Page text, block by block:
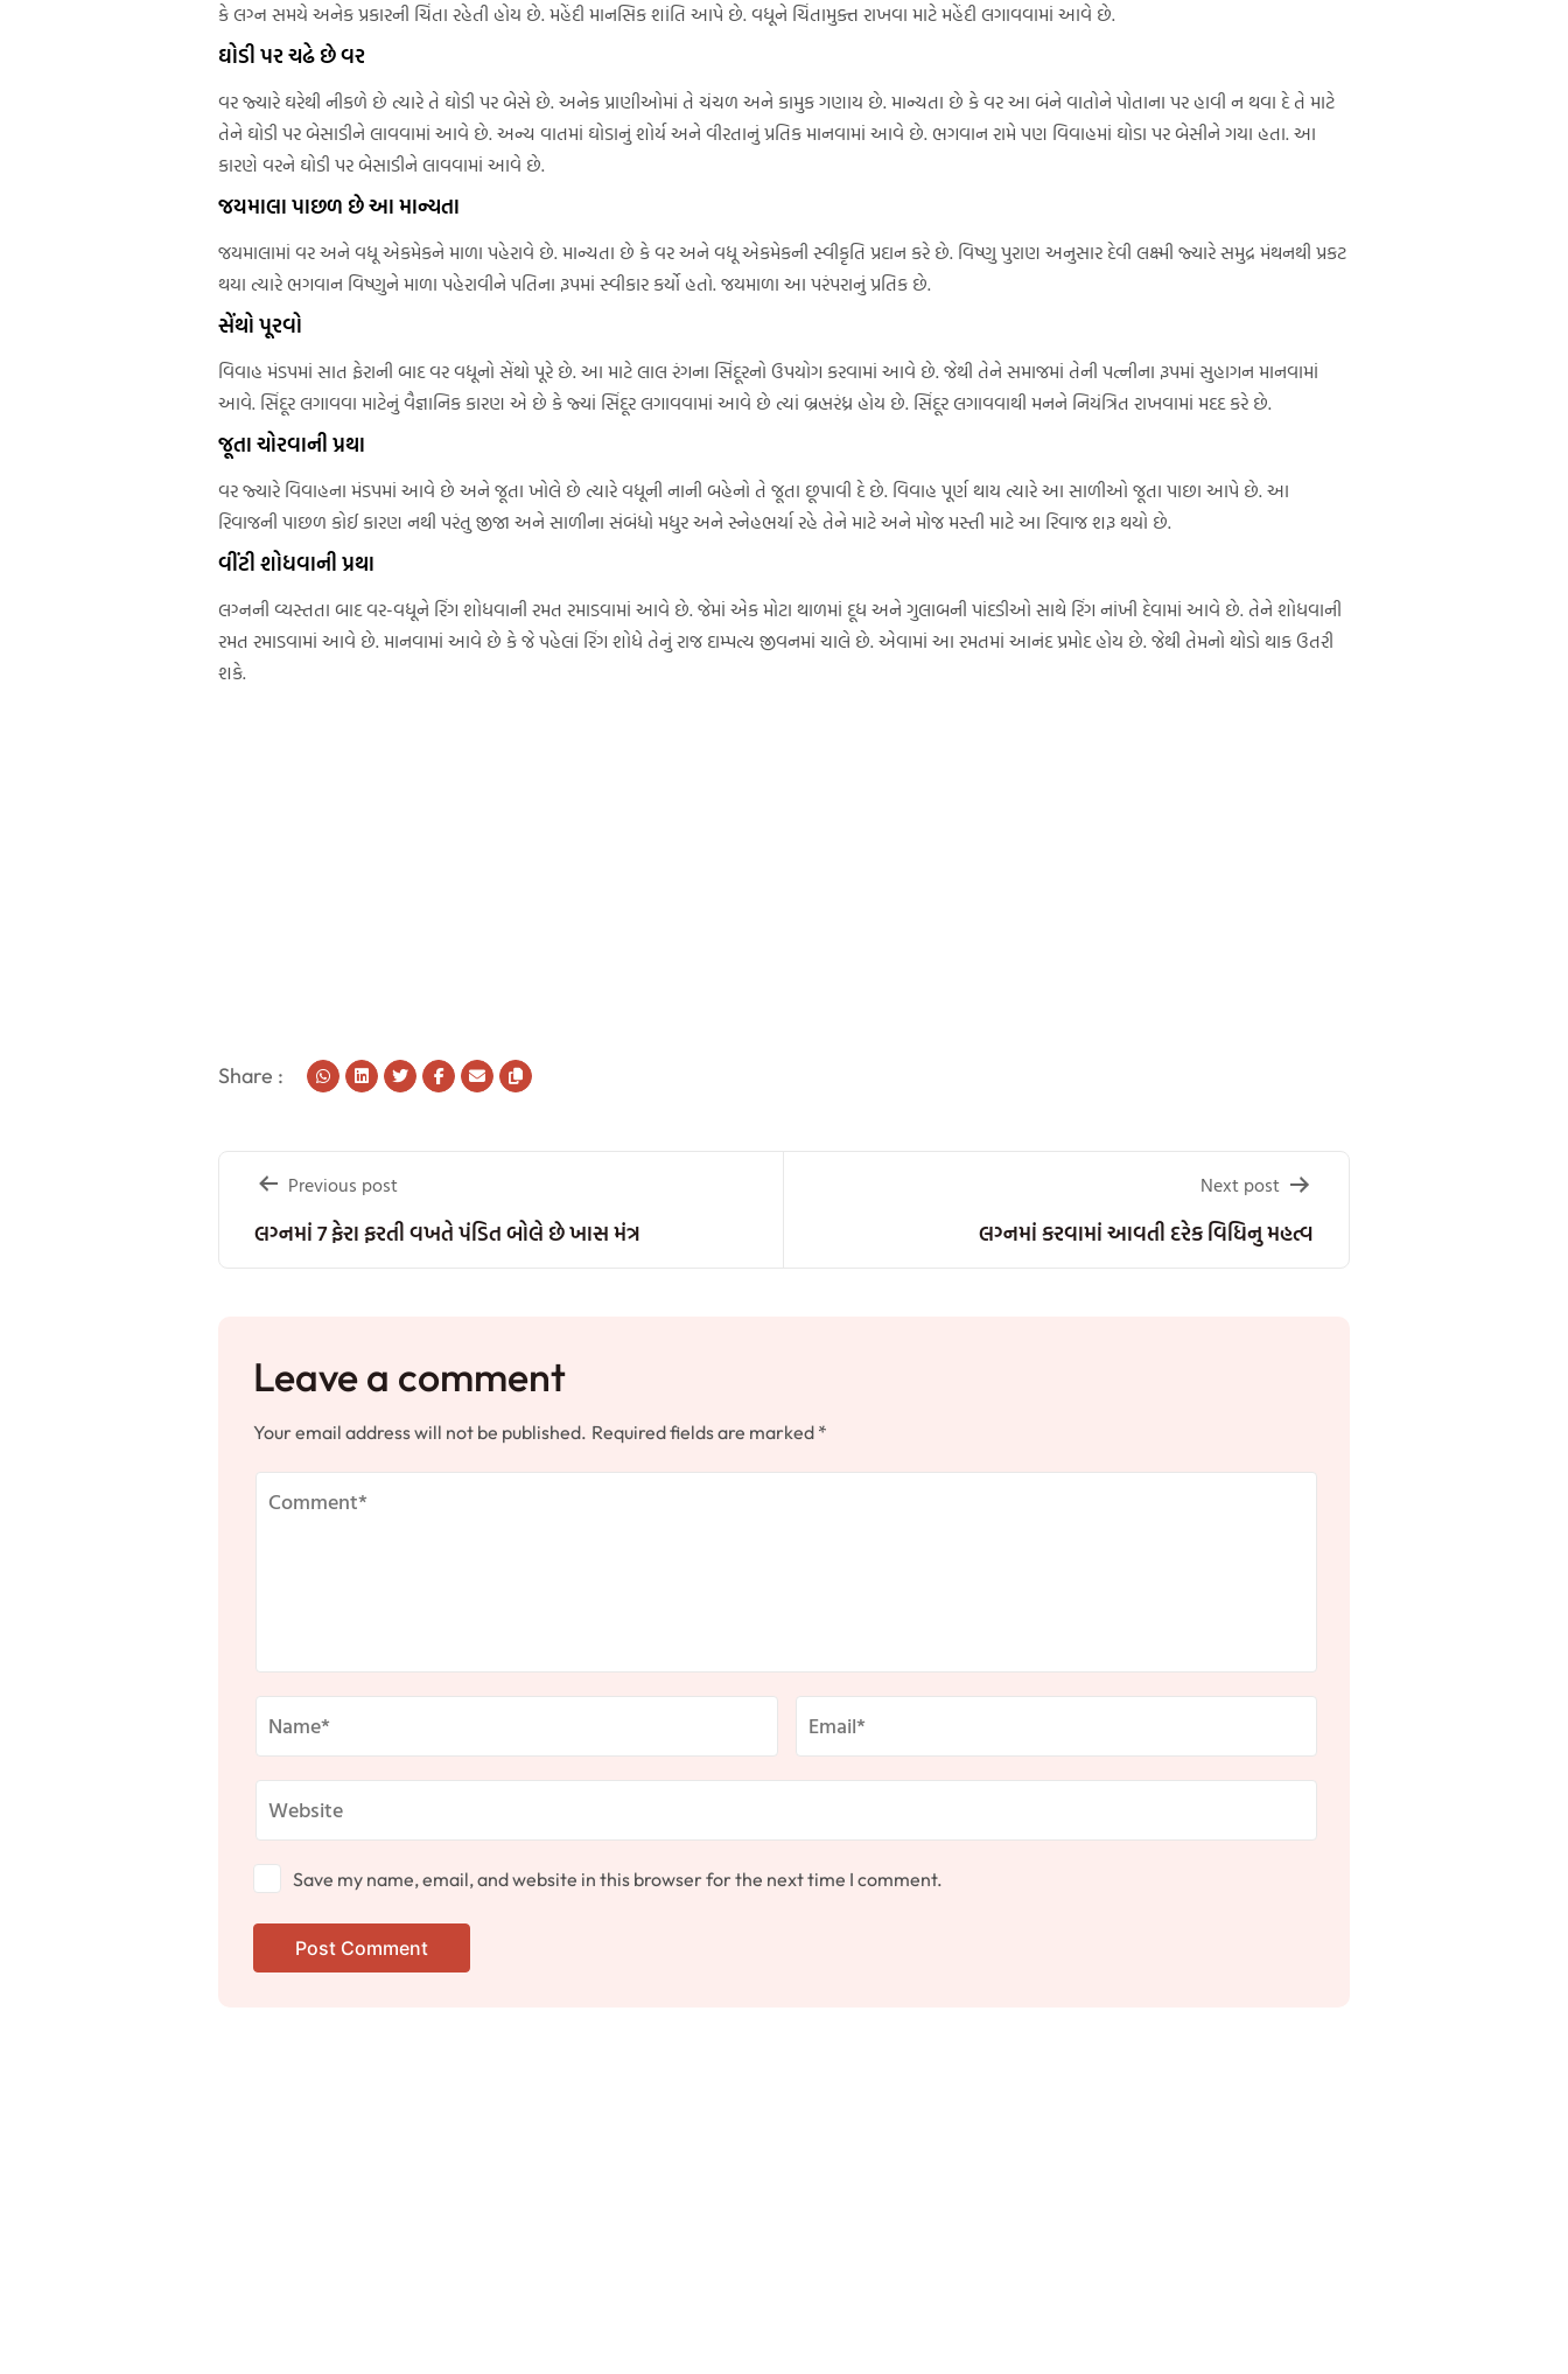
કે લગ્ન સમયે અનેક પ્રકારની ચિંતા રહેતી હોય છે. મહેંદી માનસિક શાંતિ આપે છે. વધૂને ચિંતામુક્ત રાખવા માટે મહેંદી લગાવવામાં આવે છે.
ઘોડી પર ચઢે છે વર
વર જ્યારે ઘરેથી નીકળે છે ત્યારે તે ઘોડી પર બેસે છે. અનેક પ્રાણીઓમાં તે ચંચળ અને કામુક ગણાય છે. માન્યતા છે કે વર આ બંને વાતોને પોતાના પર હાવી ન થવા દે તે માટે
તેને ઘોડી પર બેસાડીને લાવવામાં આવે છે. અન્ય વાતમાં ઘોડાનું શોર્ય અને વીરતાનું પ્રતિક માનવામાં આવે છે. ભગવાન રામે પણ વિવાહમાં ઘોડા પર બેસીને ગયા હતા. આ
કારણે વરને ઘોડી પર બેસાડીને લાવવામાં આવે છે.
જયમાલા પાછળ છે આ માન્યતા
જયમાલામાં વર અને વધૂ એકમેકને માળા પહેરાવે છે. માન્યતા છે કે વર અને વધૂ એકમેકની સ્વીકૃતિ પ્રદાન કરે છે. વિષ્ણુ પુરાણ અનુસાર દેવી લક્ષ્મી જ્યારે સમુદ્ર મંથનથી પ્રકટ
થયા ત્યારે ભગવાન વિષ્ણુને માળા પહેરાવીને પતિના રૂપમાં સ્વીકાર કર્યો હતો. જયમાળા આ પરંપરાનું પ્રતિક છે.
સેંથો પૂરવો
વિવાહ મંડપમાં સાત ફેરાની બાદ વર વધૂનો સેંથો પૂરે છે. આ માટે લાલ રંગના સિંદૂરનો ઉપયોગ કરવામાં આવે છે. જેથી તેને સમાજમાં તેની પત્નીના રૂપમાં સુહાગન માનવામાં
આવે. સિંદૂર લગાવવા માટેનું વૈજ્ઞાનિક કારણ એ છે કે જ્યાં સિંદૂર લગાવવામાં આવે છે ત્યાં બ્રહ્મરંધ્ર હોય છે. સિંદૂર લગાવવાથી મનને નિયંત્રિત રાખવામાં મદદ કરે છે.
જૂતા ચોરવાની પ્રથા
વર જ્યારે વિવાહના મંડપમાં આવે છે અને જૂતા ખોલે છે ત્યારે વધૂની નાની બહેનો તે જૂતા છૂપાવી દે છે. વિવાહ પૂર્ણ થાય ત્યારે આ સાળીઓ જૂતા પાછા આપે છે. આ
રિવાજની પાછળ કોઈ કારણ નથી પરંતુ જીજા અને સાળીના સંબંધો મધુર અને સ્નેહભર્યા રહે તેને માટે અને મોજ મસ્તી માટે આ રિવાજ શરૂ થયો છે.
વીંટી શોધવાની પ્રથા
લગ્નની વ્યસ્તતા બાદ વર-વધૂને રિંગ શોધવાની રમત રમાડવામાં આવે છે. જેમાં એક મોટા થાળમાં દૂધ અને ગુલાબની પાંદડીઓ સાથે રિંગ નાંખી દેવામાં આવે છે. તેને શોધવાની
રમત રમાડવામાં આવે છે. માનવામાં આવે છે કે જે પહેલાં રિંગ શોધે તેનું રાજ દામ્પત્ય જીવનમાં ચાલે છે. એવામાં આ રમતમાં આનંદ પ્રમોદ હોય છે. જેથી તેમનો થોડો થાક ઉતરી
શકે.
Share :
Post
navigation
Previous post
લગ્નમાં 7 ફેરા ફરતી વખતે પંડિત બોલે છે ખાસ મંત્ર
Next post
લગ્નમાં કરવામાં આવતી દરેક વિધિનુ મહત્વ
Leave a comment
Your email address will not be published. Required fields are marked *
Save my name, email, and website in this browser for the next time I comment.